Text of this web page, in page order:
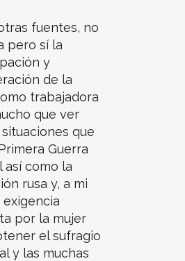
fuentes, no
pero sí la
y
de la
trabajadora
que ver
que
Guerra
así como la
rusa y, a mi
exigencia
por la mujer
el sufragio
y las muchas